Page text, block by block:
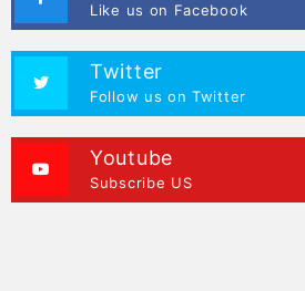
Like us on Facebook
Twitter
Follow us on Twitter
Youtube
Subscribe US